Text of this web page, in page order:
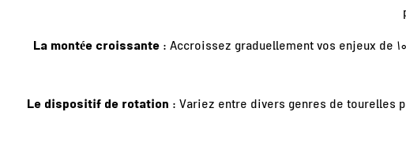
La montée croissante : Accroissez graduellement vos enjeux de
Le dispositif de rotation : Variez entre divers genres de tourelles